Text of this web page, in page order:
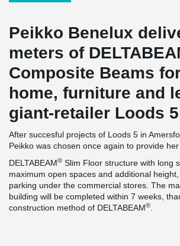
Peikko Benelux
meters of
Composite Beams
home, furniture and
giant-retailer Loods 5
After succesful projects of Loods 5 in
Peikko was chosen once again to provide
DELTABEAM® Slim Floor structure with long
maximum open spaces and additional
parking under the commercial stores. The
building will be completed within 7 weeks,
construction method of DELTABEAM®